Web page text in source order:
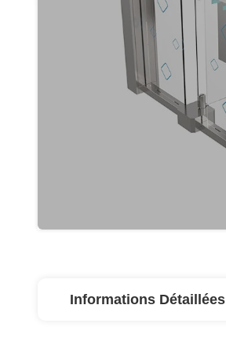
Informations Détaillées